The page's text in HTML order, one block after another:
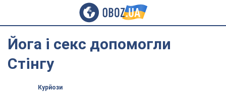
Йога і секс допомогли
Стінгу
Курйози